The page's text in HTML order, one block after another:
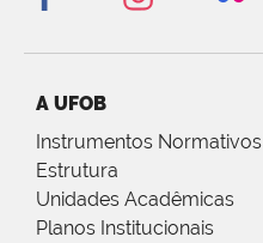
A UFOB
Instrumentos Normativos
Estrutura
Unidades Acadêmicas
Planos Institucionais